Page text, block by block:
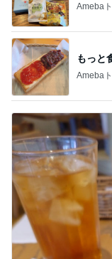
Ameba
もっと
Ameba